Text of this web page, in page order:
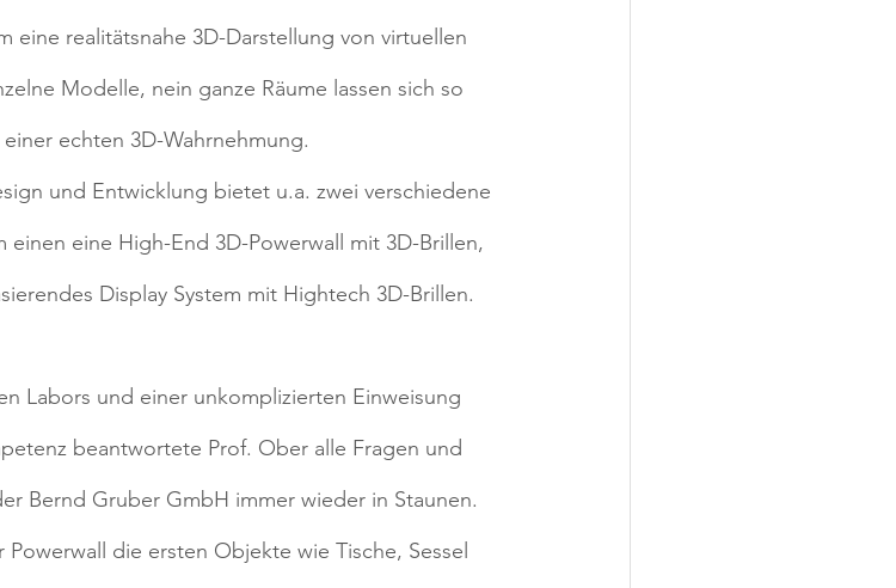
eine realitätsnahe 3D-Darstellung von virtuellen
Modelle, nein ganze Räume lassen sich so
echten 3D-Wahrnehmung.
und Entwicklung bietet u.a. zwei verschiedene
einen eine High-End 3D-Powerwall mit 3D-Brillen,
Display System mit Hightech 3D-Brillen.
Labors und einer unkomplizierten Einweisung
beantwortete Prof. Ober alle Fragen und
Bernd Gruber GmbH immer wieder in Staunen.
die ersten Objekte wie Tische, Sessel